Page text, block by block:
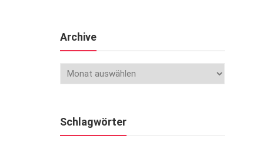
Archive
Schlagwörter